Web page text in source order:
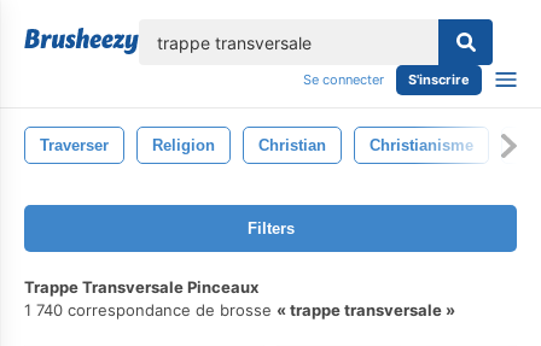
Se connecter S'inscrire
Traverser Religion Christian Christianisme
Filters
Trappe Transversale Pinceaux
1 740 correspondance de brosse
trappe transversale